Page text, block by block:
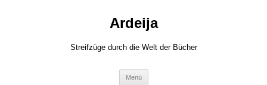
Ardeija
Streifzüge durch die Welt der Bücher
Menü